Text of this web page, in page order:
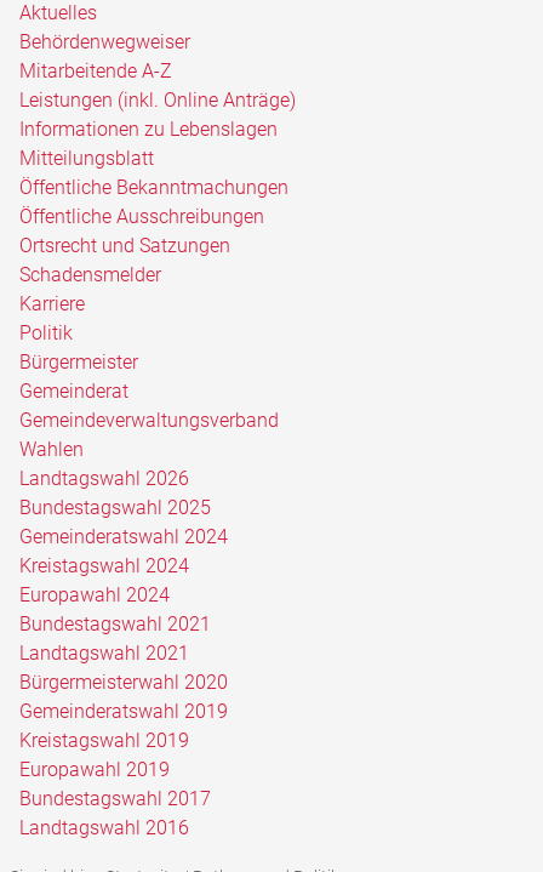
Aktuelles
Behördenwegweiser
Mitarbeitende A-Z
Leistungen (inkl. Online Anträge)
Informationen zu Lebenslagen
Mitteilungsblatt
Öffentliche Bekanntmachungen
Öffentliche Ausschreibungen
Ortsrecht und Satzungen
Schadensmelder
Karriere
Politik
Bürgermeister
Gemeinderat
Gemeindeverwaltungsverband
Wahlen
Landtagswahl 2026
Bundestagswahl 2025
Gemeinderatswahl 2024
Kreistagswahl 2024
Europawahl 2024
Bundestagswahl 2021
Landtagswahl 2021
Bürgermeisterwahl 2020
Gemeinderatswahl 2019
Kreistagswahl 2019
Europawahl 2019
Bundestagswahl 2017
Landtagswahl 2016